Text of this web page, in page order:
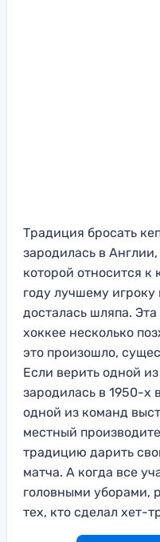
Традиция бросать
зародилась в
которой относится к
году лучшему
досталась шляпа.
хоккее несколько
это произошло,
Если верить одной
зародилась в 1950-х
одной из команд
местный
традицию дарить
матча. А когда все
головными уборами,
тех, кто сделал хет-